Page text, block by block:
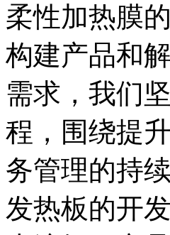
柔性加热膜
构建产品和
需求，我们
程，围绕提
务管理的持
发热板的开